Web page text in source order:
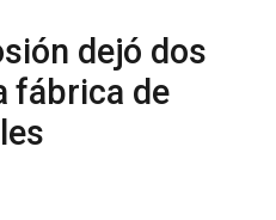
dejó dos
fábrica de